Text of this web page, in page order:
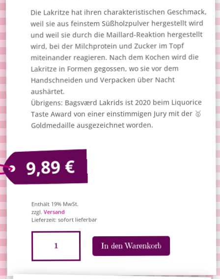
Die Lakritze hat ihren charakteristischen Geschmack,
weil sie aus feinstem Süßholzpulver hergestellt wird
und weil sie durch die Maillard-Reaktion hergestellt
wird, bei der Milchprotein und Zucker im Topf
miteinander reagieren. Nach dem Kochen wird die
Lakritze in Formen gegossen, wo sie vor dem
Handschneiden und Verpacken über Nacht
aushärtet.
Übrigens: Bagsværd Lakrids ist 2020 beim Liquorice
Taste Award von einer einstimmigen Jury mit der 🥇
Goldmedaille ausgezeichnet worden.
9,89€
Enthält 19% MwSt.
zzgl.Versand
Lieferzeit: sofort lieferbar
"Mynte/Mint",
In den Warenkorb
A